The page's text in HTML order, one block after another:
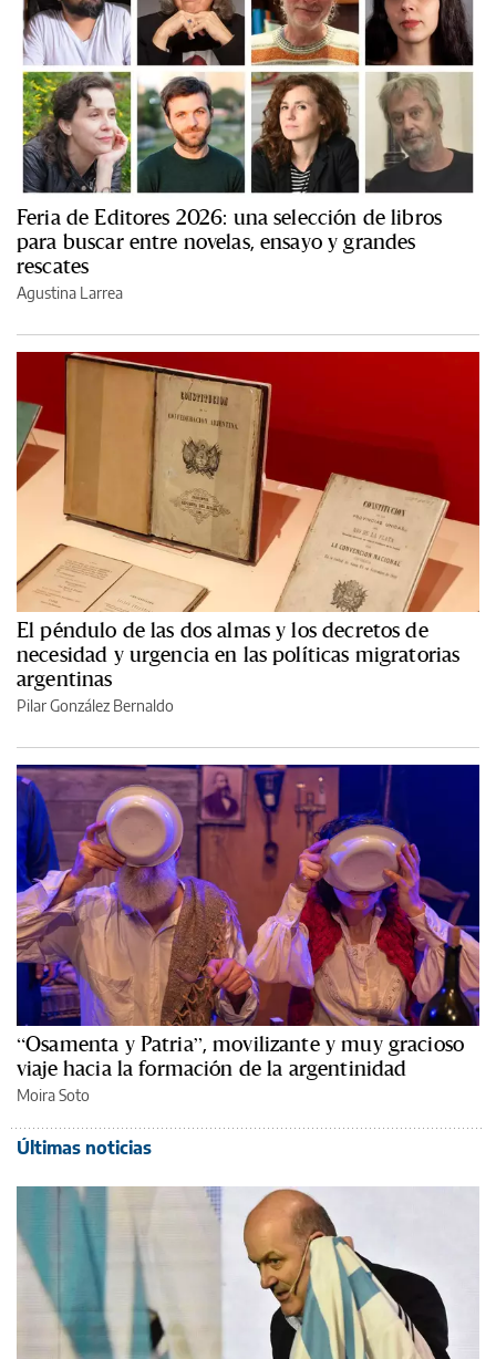
Feria de Editores 2026: una selección de libros
para buscar entre novelas, ensayo y grandes
rescates
Agustina Larrea
El péndulo de las dos almas y los decretos de
necesidad y urgencia en las políticas migratorias
argentinas
Pilar González Bernaldo
“Osamenta y Patria”, movilizante y muy gracioso
viaje hacia la formación de la argentinidad
Moira Soto
Últimas noticias